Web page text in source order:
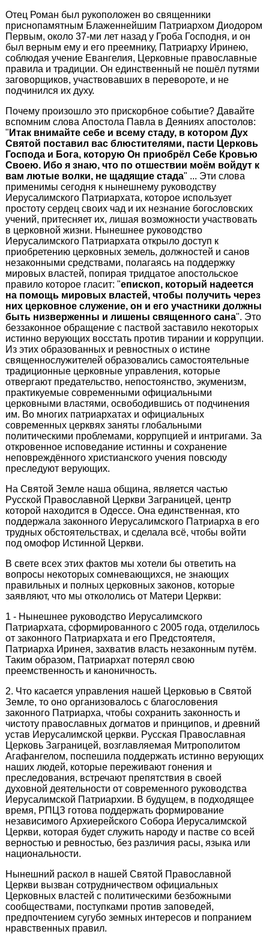
Отец Роман был рукоположен во священники
приснопамятным Блаженнейшим Патриархом Диодором
Первым, около 37-ми лет назад у Гроба Господня, и он
был верным ему и его преемнику, Патриарху Иринею,
соблюдая учение Евангелия, Церковные православные
правила и традиции. Он единственный не пошёл путями
заговорщиков, участвовавших в перевороте, и не
подчинился их духу.
Почему произошло это прискорбное событие? Давайте
вспомним слова Апостола Павла в Деяниях апостолов:
" Итак внимайте себе и всему стаду, в котором Дух
Святой поставил вас блюстителями, пасти Церковь
Господа и Бога, которую Он приобрёл Себе Кровью
Своею. Ибо я знаю, что по отшествии моём войдут к
вам лютые волки, не щадящие стада" ... Эти слова
применимы сегодня к нынешнему руководству
Иерусалимского Патриархата, которое использует
простоту сердец своих чад и их незнание богословских
учений, притесняет их, лишая возможности участвовать
в церковной жизни. Нынешнее руководство
Иерусалимского Патриархата открыло доступ к
приобретению церковных земель, должностей и санов
незаконными средствами, полагаясь на поддержку
мировых властей, попирая тридцатое апостольское
правило которое гласит: "епископ, который надеется
на помощь мировых властей, чтобы получить через
них церковное служение, он и его участники должны
быть низверженны и лишены священного сана". Это
беззаконное обращение с паствой заставило некоторых
истинно верующих восстать против тирании и коррупции.
Из этих образованных и ревностных о истине
священнослужителей образовались самостоятельные
традиционные церковные управления, которые
отвергают предательство, непостоянство, экуменизм,
практикуемые современными официальными
церковными властями, освободившись от подчинения
им. Во многих патриархатах и официальных
современных церквях заняты глобальными
политическими проблемами, коррупцией и интригами. За
откровенное исповедание истинны и сохранение
неповреждённого христианского учения повсюду
преследуют верующих.
На Святой Земле наша община, является частью
Русской Православной Церкви Заграницей, центр
которой находится в Одессе. Она единственная, кто
поддержала законного Иерусалимского Патриарха в его
трудных обстоятельствах, и сделала всё, чтобы войти
под омофор Истинной Церкви.
В свете всех этих фактов мы хотели бы ответить на
вопросы некоторых сомневающихся, не знающих
правильных и полных церковных законов, которые
заявляют, что мы откололись от Матери Церкви:
1 - Нынешнее руководство Иерусалимского
Патриархата, сформированного с 2005 года, отделилось
от законного Патриархата и его Предстоятеля,
Патриарха Иринея, захватив власть незаконным путём.
Таким образом, Патриархат потерял свою
преемственность и каноничность.
2. Что касается управления нашей Церковью в Святой
Земле, то оно организовалось с благословения
законного Патриарха, чтобы сохранить законность и
чистоту православных догматов и принципов, и древний
устав Иерусалимской церкви. Русская Православная
Церковь Заграницей, возглавляемая Митрополитом
Агафангелом, поспешила поддержать истинно верующих
наших людей, которые переживают гонения и
преследования, встречают препятствия в своей
духовной деятельности от современного руководства
Иерусалимской Патриархии. В будущем, в подходящее
время, РПЦЗ готова поддержать формирование
независимого Архиерейского Собора Иерусалимской
Церкви, которая будет служить народу и пастве со всей
верностью и ревностью, без различия расы, языка или
национальности.
Нынешний раскол в нашей Святой Православной
Церкви вызван сотрудничеством официальных
Церковных властей с политическими безбожными
сообществами, поступками против заповедей,
предпочтением сугубо земных интересов и попранием
нравственных правил.